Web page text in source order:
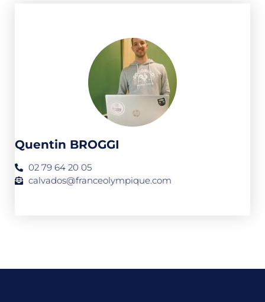
Quentin BROGGI
02 79 64 20 05
calvados@franceolympique.com